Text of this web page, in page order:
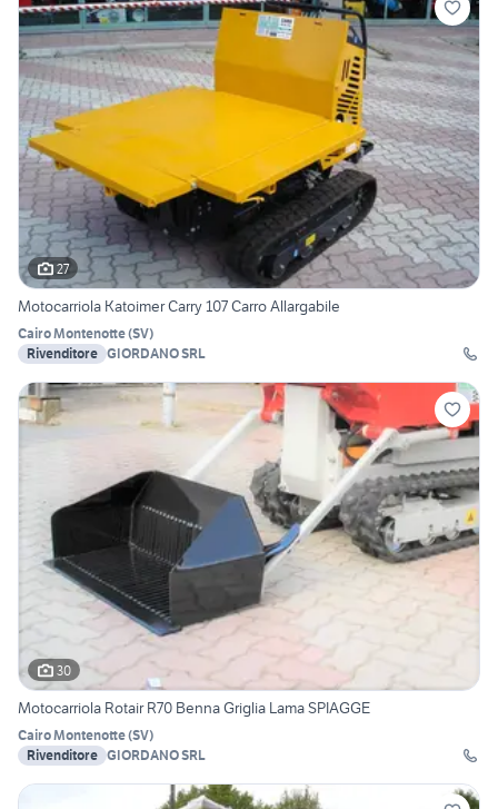
27
Motocarriola Katoimer Carry 107 Carro Allargabile
Cairo Montenotte(SV)
Rivenditore GIORDANO SRL
30
Motocarriola Rotair R70 Benna Griglia Lama SPIAGGE
Cairo Montenotte(SV)
Rivenditore GIORDANO SRL